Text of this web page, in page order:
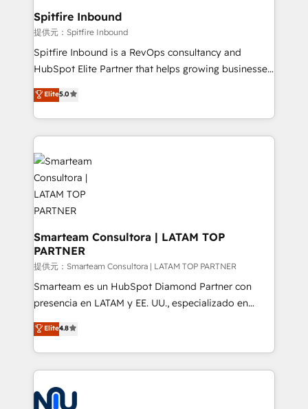
Spitfire Inbound
提供元：Spitfire Inbound
Spitfire Inbound is a RevOps consultancy and
HubSpot Elite Partner that helps growing businesses
design predictable, scalable revenue-driving
strategies. With offices in South Africa and London,
we take a RevOps-led approach that aligns sales,
marketing & service, breaks down silos, and gives
teams the clarity to operate efficiently and with
confidence. We deliver end to end strategy and
implementation, aligning people, processes, data
and technology around a single source of truth to
support sustainable growth and better decision-
making. Working with clients locally and globally, our
expertise includes HubSpot onboarding and CRM
implementation, automation, sales and customer
experience strategy, web development, integrations,
and data-driven campaigns. Winners of the first
HubSpot said "We love the impact you are having in
the community - we are so glad to work with you."
Elite5.0
Smarteam Consultora | LATAM TOP
PARTNER
提供元：Smarteam Consultora | LATAM TOP PARTNER
Smarteam es un HubSpot Diamond Partner con
presencia en LATAM y EE. UU., especializado en
implementaciones de HubSpot, integraciones API y
optimización de procesos comerciales con IA. Con
más de 6 años de experiencia, hemos liderado 100+
implementaciones conectando HubSpot con SAP,
ERPs, e-commerce, plataformas financieras,
WhatsApp y sistemas logísticos. Nuestro equipo
Elite4.8